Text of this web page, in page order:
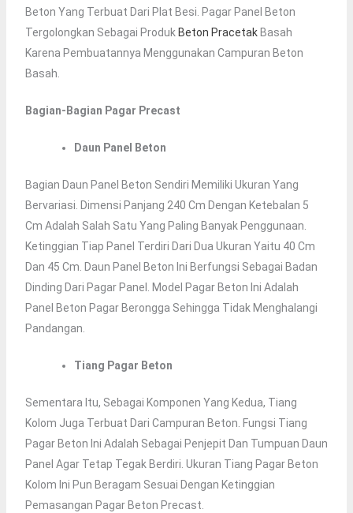
Beton Yang Terbuat Dari Plat Besi. Pagar Panel Beton
Tergolongkan Sebagai Produk Beton PracetakBasah
Karena Pembuatannya Menggunakan Campuran Beton
Basah.
Bagian-Bagian Pagar Precast
Daun Panel Beton
Bagian Daun Panel Beton Sendiri Memiliki Ukuran Yang
Bervariasi. Dimensi Panjang 240 Cm Dengan Ketebalan 5
Cm Adalah Salah Satu Yang Paling Banyak Penggunaan.
Ketinggian Tiap Panel Terdiri Dari Dua Ukuran Yaitu 40 Cm
Dan 45 Cm. Daun Panel Beton Ini Berfungsi Sebagai Badan
Dinding Dari Pagar Panel. Model Pagar Beton Ini Adalah
Panel Beton Pagar Berongga Sehingga Tidak Menghalangi
Pandangan.
Tiang Pagar Beton
Sementara Itu, Sebagai Komponen Yang Kedua, Tiang
Kolom Juga Terbuat Dari Campuran Beton. Fungsi Tiang
Pagar Beton Ini Adalah Sebagai Penjepit Dan Tumpuan Daun
Panel Agar Tetap Tegak Berdiri. Ukuran Tiang Pagar Beton
Kolom Ini Pun Beragam Sesuai Dengan Ketinggian
Pemasangan Pagar Beton Precast.